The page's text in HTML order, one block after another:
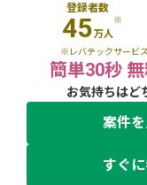
登録者数
45万人
※
※レバテックサービ
簡単30秒
お気持ちはど
案件
すぐ